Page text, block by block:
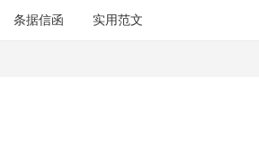
条据信函 实用范文